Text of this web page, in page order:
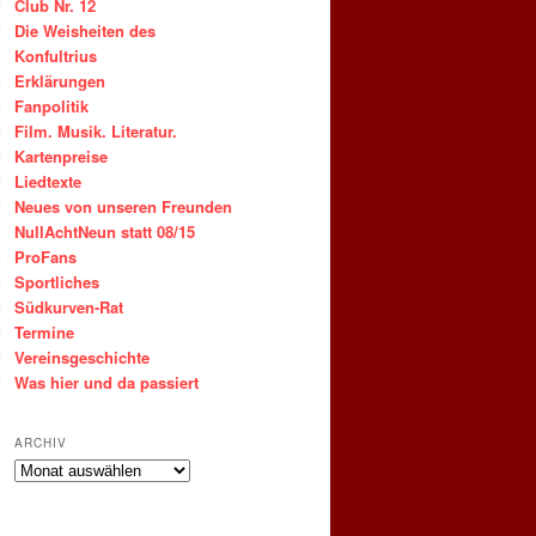
Club Nr. 12
Die Weisheiten des
Konfultrius
Erklärungen
Fanpolitik
Film. Musik. Literatur.
Kartenpreise
Liedtexte
Neues von unseren Freunden
NullAchtNeun statt 08/15
ProFans
Sportliches
Südkurven-Rat
Termine
Vereinsgeschichte
Was hier und da passiert
ARCHIV
ARCHIV